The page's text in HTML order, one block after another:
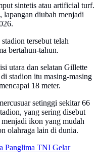
sintetis atau artificial turf.
diubah menjadi
tersebut telah
bertahun-tahun.
utara dan selatan Gillette
stadion itu masing-masing
18 meter.
setinggi sekitar 66
yang sering disebut
menjadi ikon yang mudah
olahraga lain di dunia.
Panglima TNI Gelar